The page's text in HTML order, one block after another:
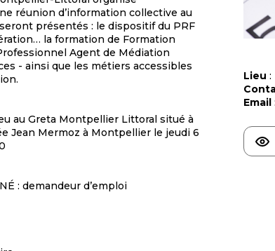
Lieu :
Email :
réunion d’information collective au
présentés : le dispositif du PRF
la formation de Formation
Agent de Médiation
- ainsi que les métiers accessibles
au Greta Montpellier Littoral situé à
Jean Mermoz à Montpellier le jeudi 6
: demandeur d’emploi